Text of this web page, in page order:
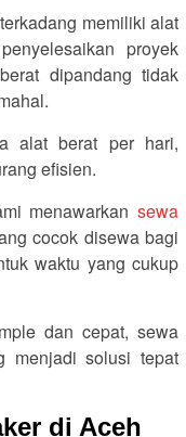
memiliki alat
proyek
dipandang tidak
alat berat per hari,
efisien.
menawarkan sewa
cocok disewa bagi
waktu yang cukup
dan cepat, sewa
menjadi solusi tepat
di Aceh